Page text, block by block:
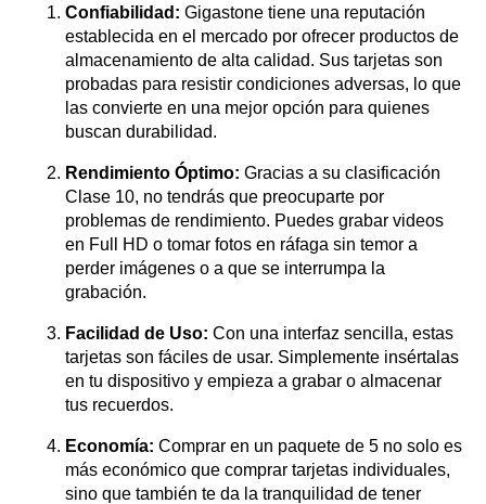
Confiabilidad: Gigastone tiene una reputación
establecida en el mercado por ofrecer productos de
almacenamiento de alta calidad. Sus tarjetas son
probadas para resistir condiciones adversas, lo que
las convierte en una mejor opción para quienes
buscan durabilidad.
Rendimiento Óptimo: Gracias a su clasificación
Clase 10, no tendrás que preocuparte por
problemas de rendimiento. Puedes grabar videos
en Full HD o tomar fotos en ráfaga sin temor a
perder imágenes o a que se interrumpa la
grabación.
Facilidad de Uso: Con una interfaz sencilla, estas
tarjetas son fáciles de usar. Simplemente insértalas
en tu dispositivo y empieza a grabar o almacenar
tus recuerdos.
Economía: Comprar en un paquete de 5 no solo es
más económico que comprar tarjetas individuales,
sino que también te da la tranquilidad de tener